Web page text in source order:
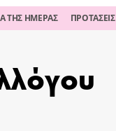
ΤΗΣ ΗΜΕΡΑΣ ΠΡΟΤΑΣΕΙΣ